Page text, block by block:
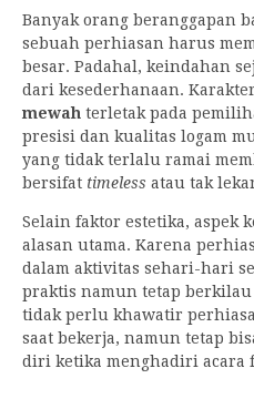
Banyak orang beranggapan
sebuah perhiasan harus
besar. Padahal, keindahan
dari kesederhanaan.
mewah terletak pada
presisi dan kualitas logam
yang tidak terlalu ramai
bersifat timeless atau tak
Selain faktor estetika, aspek
alasan utama. Karena
dalam aktivitas sehari-hari
praktis namun tetap
tidak perlu khawatir
saat bekerja, namun tetap
diri ketika menghadiri acara